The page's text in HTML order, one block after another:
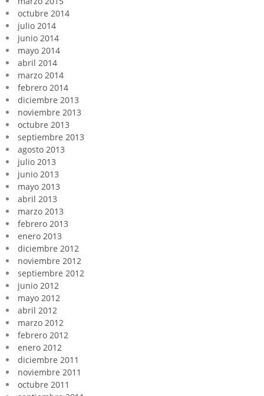
octubre 2014
julio 2014
junio 2014
mayo 2014
abril 2014
marzo 2014
febrero 2014
diciembre 2013
noviembre 2013
octubre 2013
septiembre 2013
agosto 2013
julio 2013
junio 2013
mayo 2013
abril 2013
marzo 2013
febrero 2013
enero 2013
diciembre 2012
noviembre 2012
septiembre 2012
junio 2012
mayo 2012
abril 2012
marzo 2012
febrero 2012
enero 2012
diciembre 2011
noviembre 2011
octubre 2011